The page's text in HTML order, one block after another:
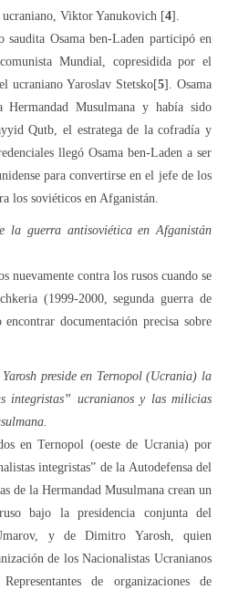
ucraniano, Viktor Yanukovich [4].
Osama ben-Laden participó en
Mundial, copresidida por el
Yaroslav Stetsko[5]. Osama
Musulmana y había sido
Qutb, el estratega de la cofradía y
llegó Osama ben-Laden a ser
para convertirse en el jefe de los
los soviéticos en Afganistán.
la guerra antisoviética en Afganistán
nuevamente contra los rusos cuando se
(1999-2000, segunda guerra de
documentación precisa sobre
preside en Ternopol (Ucrania) la
integristas” ucranianos y las milicias
en Ternopol (oeste de Ucrania) por
integristas” de la Autodefensa del
de la Hermandad Musulmana crean un
bajo la presidencia conjunta del
y de Dimitro Yarosh, quien
de los Nacionalistas Ucranianos
de organizaciones de